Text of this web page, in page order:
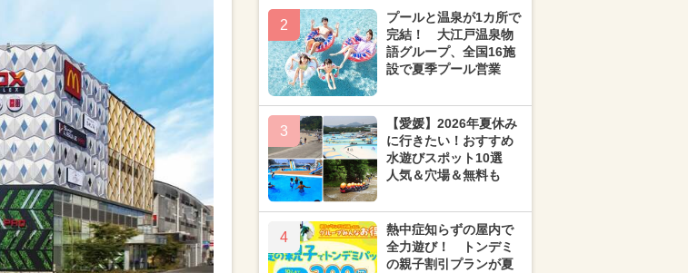
2
プールと温泉が1カ所で
完結！ 大江戸温泉物
語グループ、全国16施
設で夏季プール営業
3
【愛媛】2026年夏休み
に行きたい！おすすめ
水遊びスポット10選
人気＆穴場＆無料も
4
熱中症知らずの屋内で
全力遊び！ トンデミ
の親子割引プランが夏